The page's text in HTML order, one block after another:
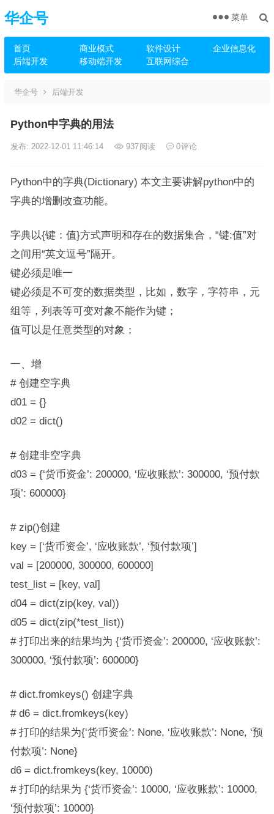
华企号
首页 商业模式 软件设计
企业信息化
后端开发
移动端开发 互联网综合
菜单
华企号 后端开发
Python中字典的用法
发布: 2022-12-01 11:46:14 937阅读 0评论
Python中的字典(Dictionary) 本文主要讲解python中的
字典的增删改查功能。
字典以{键：值}方式声明和存在的数据集合，“键:值”对
之间用“英文逗号”隔开。
键必须是唯一
键必须是不可变的数据类型，比如，数字，字符串，元
组等，列表等可变对象不能作为键；
值可以是任意类型的对象；
一、增
# 创建空字典
d01 = {}
d02 = dict()
# 创建非空字典
d03 = {‘货币资金’: 200000, ‘应收账款’: 300000, ‘预付款
项’: 600000}
# zip()创建
key = [‘货币资金’, ‘应收账款’, ‘预付款项’]
val = [200000, 300000, 600000]
test_list = [key, val]
d04 = dict(zip(key, val))
d05 = dict(zip(*test_list))
# 打印出来的结果均为 {‘货币资金’: 200000, ‘应收账款’:
300000, ‘预付款项’: 600000}
# dict.fromkeys() 创建字典
# d6 = dict.fromkeys(key)
# 打印的结果为{‘货币资金’: None, ‘应收账款’: None, ‘预
付款项’: None}
d6 = dict.fromkeys(key, 10000)
# 打印的结果为 {‘货币资金’: 10000, ‘应收账款’: 10000,
‘预付款项’: 10000}